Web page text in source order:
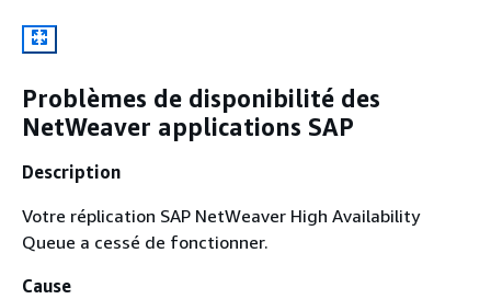
Problèmes de disponibilité des
NetWeaver applications SAP
Description
Votre réplication SAP NetWeaver High Availability
Queue a cessé de fonctionner.
Cause